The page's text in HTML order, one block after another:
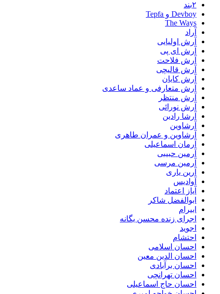
۲بند
Devboy و Tepfa
The Ways
آراد
آرش اولیایی
آرش ای پی
آرش فلاحت
آرش قالیچی
آرش کایان
آرش متعارفی و عماد ساعدی
آرش منتظر
آرش نورائی
آرشا رادین
آرشاوین
آرشاوین و عمران طاهری
آرمان اسماعیلی
آرمین حبیبی
آرمین مرسی
آرین یاری
آوادیس
آیاز اعتماد
ابوالفضل شاکر
ابیرام
اجرای زنده محسن یگانه
اجوید
احتشام
احسان اسلامی
احسان الدین معین
احسان برآبادی
احسان تهرانچی
احسان حاج اسماعیلی